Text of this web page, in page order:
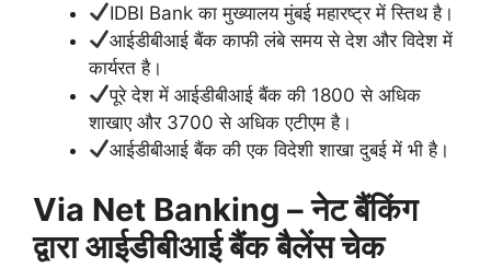
IDBI Bank का मुख्यालय मुंबई महारष्ट्र में स्तिथ है।
आईडीबीआई बैंक काफी लंबे समय से देश और विदेश में
कार्यरत है।
पूरे देश में आईडीबीआई बैंक की 1800 से अधिक
शाखाए और 3700 से अधिक एटीएम है।
आईडीबीआई बैंक की एक विदेशी शाखा दुबई में भी है।
Via Net Banking – नेट बैंकिंग
द्वारा आईडीबीआई बैंक बैलेंस चेक